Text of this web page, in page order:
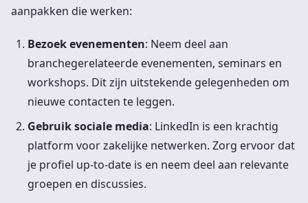
aanpakken die werken:
Bezoek evenementen: Neem deel aan
branchegerelateerde evenementen, seminars en
workshops. Dit zijn uitstekende gelegenheden om
nieuwe contacten te leggen.
Gebruik sociale media: LinkedIn is een krachtig
platform voor zakelijke netwerken. Zorg ervoor dat
je profiel up-to-date is en neem deel aan relevante
groepen en discussies.